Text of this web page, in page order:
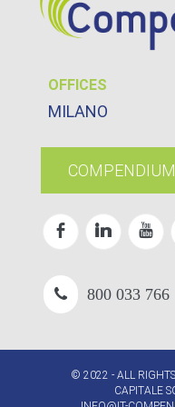
OFFICES
MILANO
800 033 766
© 2022 - ALL
CAPITALE